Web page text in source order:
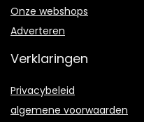
Onze webshops
Adverteren
Verklaringen
Privacybeleid
algemene voorwaarden